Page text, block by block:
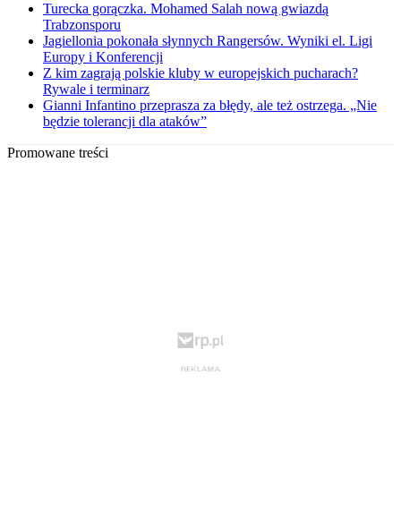
Turecka gorączka. Mohamed Salah nową gwiazdą
Trabzonsporu
Jagiellonia pokonała słynnych Rangersów. Wyniki el. Ligi
Europy i Konferencji
Z kim zagrają polskie kluby w europejskich pucharach?
Rywale i terminarz
Gianni Infantino przeprasza za błędy, ale też ostrzega. „Nie
będzie tolerancji dla ataków”
Promowane treści